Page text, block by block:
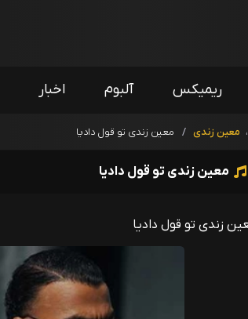
ریمیکس آلبوم اخبار
، معین زندی / معین زندی تو قول دادیا
معین زندی تو قول دادیا
زندی تو قول دادیا